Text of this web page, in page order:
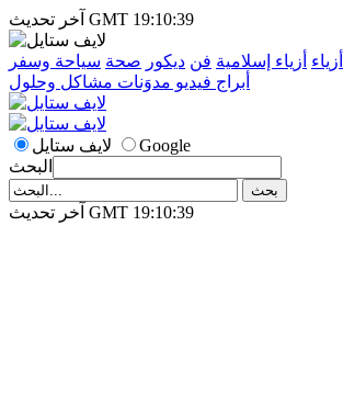
آخر تحديث GMT 19:10:39
أزياء أزياء إسلامية فن ديكور صحة سياحة وسفر
أبراج فيديو مدوَنات مشاكل وحلول
لايف ستايل
Google
البحث
آخر تحديث GMT 19:10:39